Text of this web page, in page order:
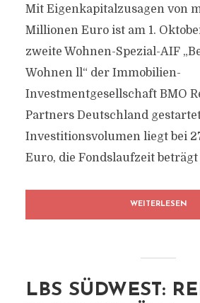
Mit Eigenkapitalzusagen von
Millionen Euro ist am 1.
zweite Wohnen-Spezial-AIF
Wohnen ll“ der Immobilien-
Investmentgesellschaft BMO
Partners Deutschland
Investitionsvolumen liegt bei
Euro, die Fondslaufzeit beträgt
WEITERLESEN
LBS SÜDWEST: